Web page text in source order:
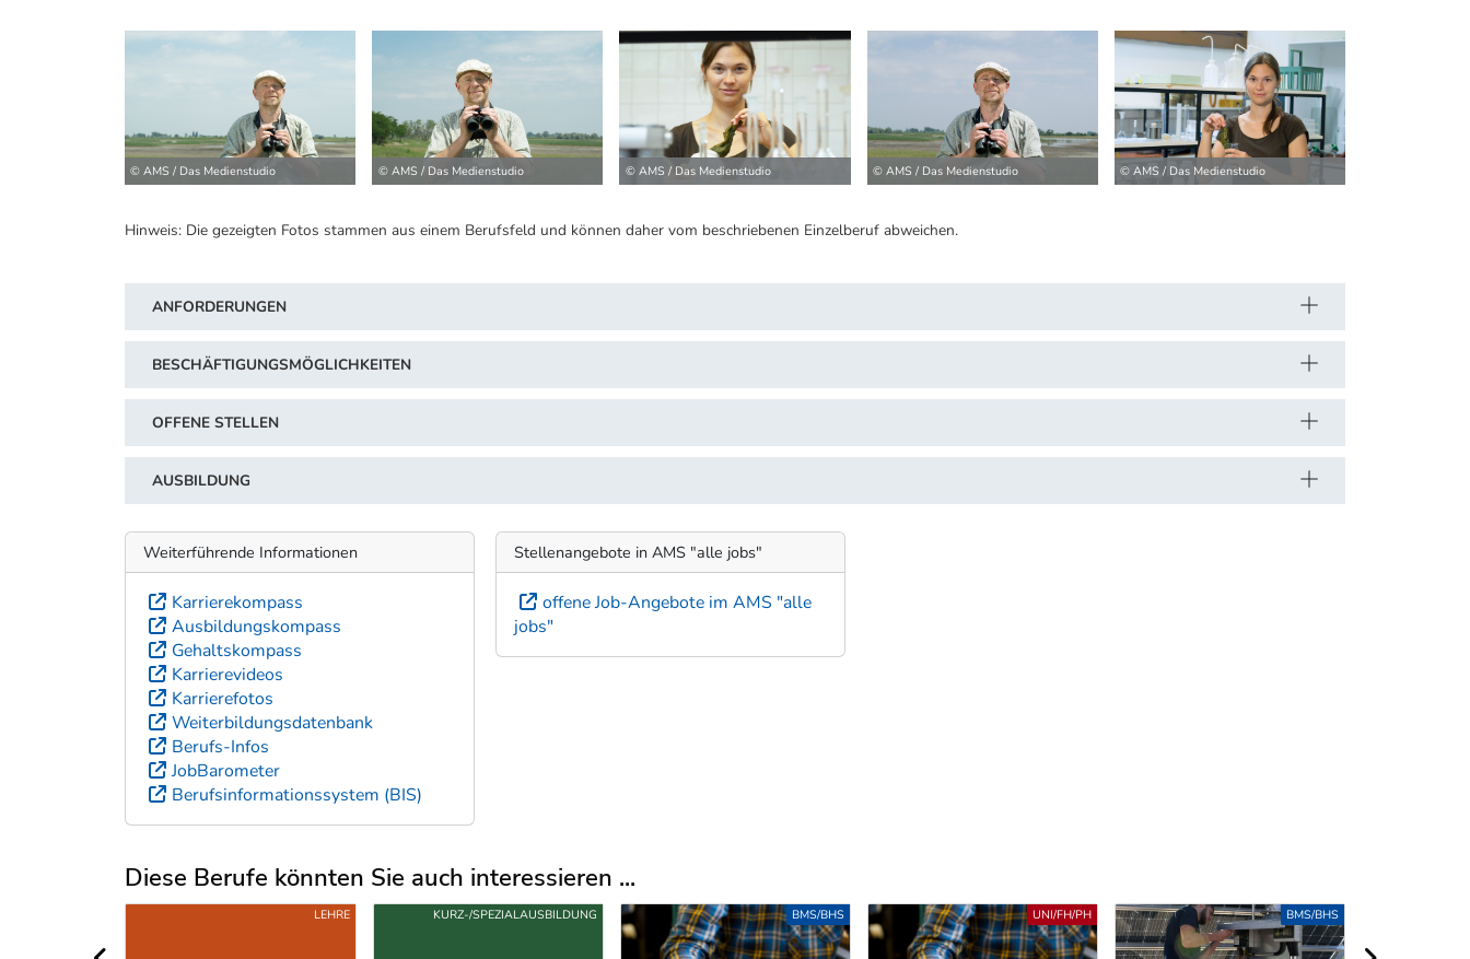
© AMS / Das Medienstudio © AMS / Das Medienstudio © AMS / Das Medienstudio © AMS / Das Medienstudio © AMS / Das Medienstudio
Hinweis: Die gezeigten Fotos stammen aus einem Berufsfeld und können daher vom beschriebenen Einzelberuf abweichen.
ANFORDERUNGEN
BESCHÄFTIGUNGSMÖGLICHKEITEN
OFFENE STELLEN
AUSBILDUNG
Weiterführende Informationen
Karrierekompass
Ausbildungskompass
Gehaltskompass
Karrierevideos
Karrierefotos
Weiterbildungsdatenbank
Berufs-Infos
JobBarometer
Berufsinformationssystem (BIS)
Stellenangebote in AMS "alle jobs"
offene Job-Angebote im AMS "alle
jobs"
Diese Berufe könnten Sie auch interessieren ...
Uber weitere Berufsvorschläge
LEHRE KURZ-/SPEZIALAUSBILDUNG BMS/BHS UNI/FH/PH BMS/BHS